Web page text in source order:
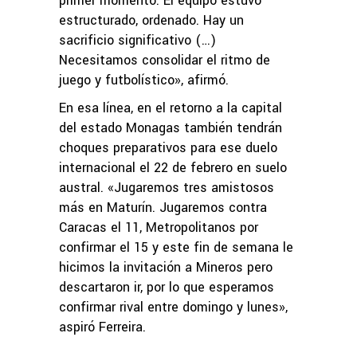
estructurado, ordenado. Hay un
sacrificio significativo (…)
Necesitamos consolidar el ritmo de
juego y futbolístico», afirmó.
En esa línea, en el retorno a la capital
del estado Monagas también tendrán
choques preparativos para ese duelo
internacional el 22 de febrero en suelo
austral. «Jugaremos tres amistosos
más en Maturín. Jugaremos contra
Caracas el 11, Metropolitanos por
confirmar el 15 y este fin de semana le
hicimos la invitación a Mineros pero
descartaron ir, por lo que esperamos
confirmar rival entre domingo y lunes»,
aspiró Ferreira.